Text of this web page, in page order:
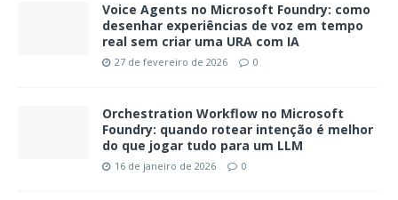
Voice Agents no Microsoft Foundry: como
desenhar experiências de voz em tempo
real sem criar uma URA com IA
27 de fevereiro de 2026 0
Orchestration Workflow no Microsoft
Foundry: quando rotear intenção é melhor
do que jogar tudo para um LLM
16 de janeiro de 2026 0